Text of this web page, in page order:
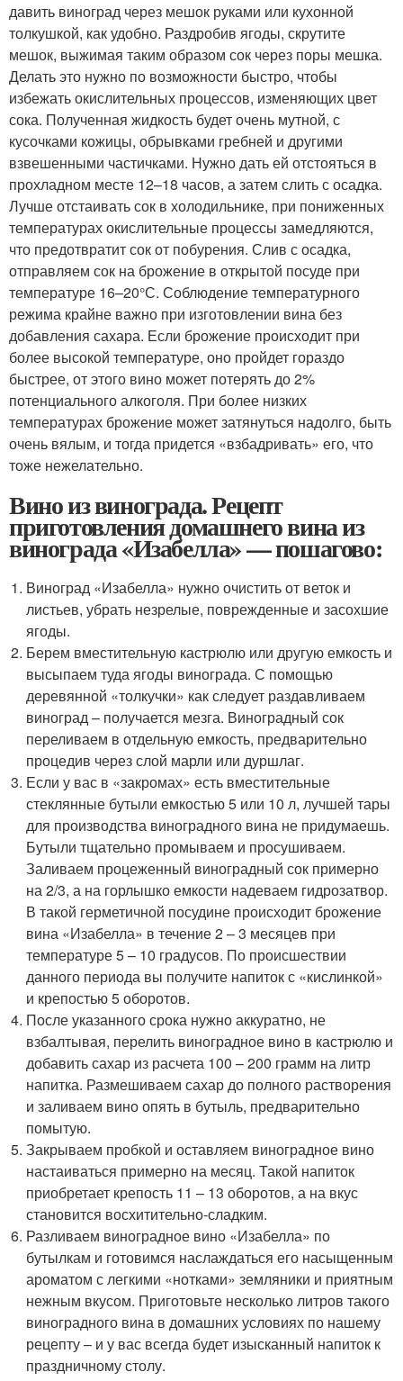
давить виноград через мешок руками или кухонной
толкушкой, как удобно. Раздробив ягоды, скрутите
мешок, выжимая таким образом сок через поры мешка.
Делать это нужно по возможности быстро, чтобы
избежать окислительных процессов, изменяющих цвет
сока. Полученная жидкость будет очень мутной, с
кусочками кожицы, обрывками гребней и другими
взвешенными частичками. Нужно дать ей отстояться в
прохладном месте 12–18 часов, а затем слить с осадка.
Лучше отстаивать сок в холодильнике, при пониженных
температурах окислительные процессы замедляются,
что предотвратит сок от побурения. Слив с осадка,
отправляем сок на брожение в открытой посуде при
температуре 16–20°С. Соблюдение температурного
режима крайне важно при изготовлении вина без
добавления сахара. Если брожение происходит при
более высокой температуре, оно пройдет гораздо
быстрее, от этого вино может потерять до 2%
потенциального алкоголя. При более низких
температурах брожение может затянуться надолго, быть
очень вялым, и тогда придется «взбадривать» его, что
тоже нежелательно.
Вино из винограда. Рецепт
приготовления домашнего вина из
винограда «Изабелла» — пошагово:
Виноград «Изабелла» нужно очистить от веток и
листьев, убрать незрелые, поврежденные и засохшие
ягоды.
Берем вместительную кастрюлю или другую емкость и
высыпаем туда ягоды винограда. С помощью
деревянной «толкучки» как следует раздавливаем
виноград – получается мезга. Виноградный сок
переливаем в отдельную емкость, предварительно
процедив через слой марли или дуршлаг.
Если у вас в «закромах» есть вместительные
стеклянные бутыли емкостью 5 или 10 л, лучшей тары
для производства виноградного вина не придумаешь.
Бутыли тщательно промываем и просушиваем.
Заливаем процеженный виноградный сок примерно
на 2/3, а на горлышко емкости надеваем гидрозатвор.
В такой герметичной посудине происходит брожение
вина «Изабелла» в течение 2 – 3 месяцев при
температуре 5 – 10 градусов. По происшествии
данного периода вы получите напиток с «кислинкой»
и крепостью 5 оборотов.
После указанного срока нужно аккуратно, не
взбалтывая, перелить виноградное вино в кастрюлю и
добавить сахар из расчета 100 – 200 грамм на литр
напитка. Размешиваем сахар до полного растворения
и заливаем вино опять в бутыль, предварительно
помытую.
Закрываем пробкой и оставляем виноградное вино
настаиваться примерно на месяц. Такой напиток
приобретает крепость 11 – 13 оборотов, а на вкус
становится восхитительно-сладким.
Разливаем виноградное вино «Изабелла» по
бутылкам и готовимся наслаждаться его насыщенным
ароматом с легкими «нотками» земляники и приятным
нежным вкусом. Приготовьте несколько литров такого
виноградного вина в домашних условиях по нашему
рецепту – и у вас всегда будет изысканный напиток к
праздничному столу.